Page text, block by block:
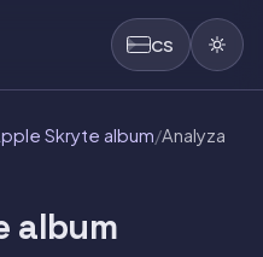
CS
Skryte album/Analyza
album